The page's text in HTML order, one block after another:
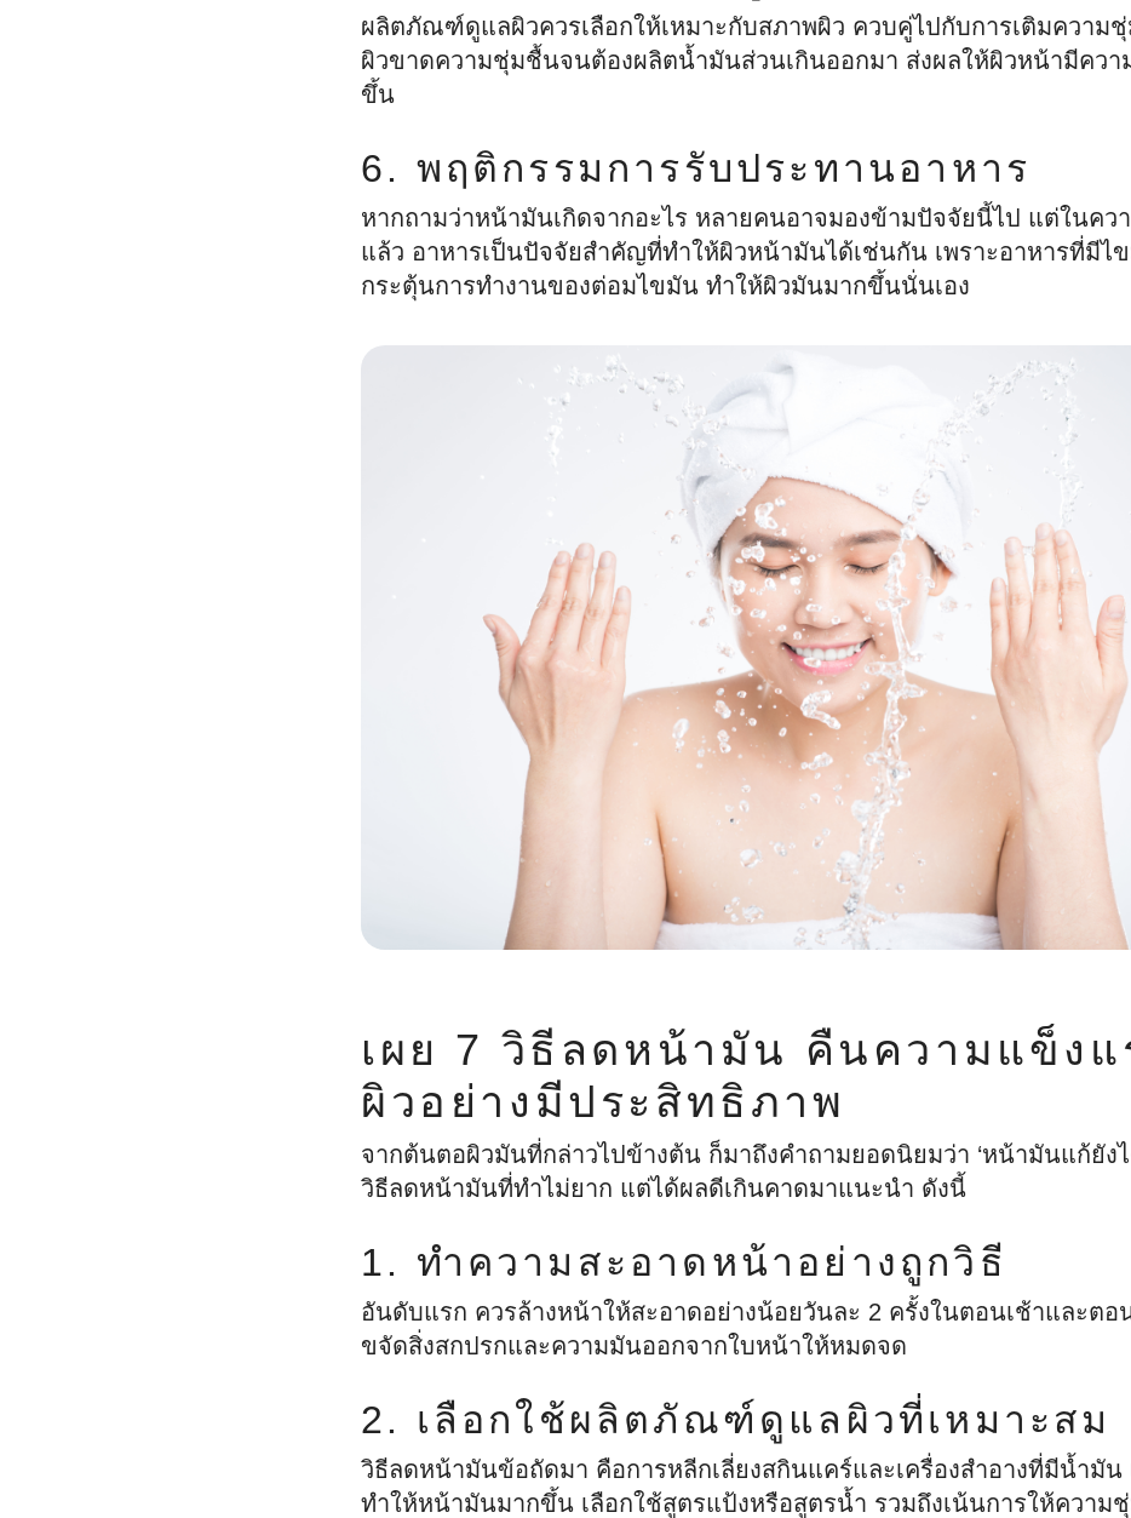
ผลิตภัณฑ์ดูแลผิวควรเลือกให้เหมาะกับสภาพผิว ควบคู่ไปกับการเติมความ
ผิวขาดความชุ่มชื้นจนต้องผลิตน้ำมันส่วนเกินออกมา ส่งผลให้ผิวหน้ามีควา
ขึ้น
6. พฤติกรรมการรับประทานอาหาร
หากถามว่าหน้ามันเกิดจากอะไร หลายคนอาจมองข้ามปัจจัยนี้ไป แต่ในคว
แล้ว อาหารเป็นปัจจัยสำคัญที่ทำให้ผิวหน้ามันได้เช่นกัน เพราะอาหารที่มีไ
กระตุ้นการทำงานของต่อมไขมัน ทำให้ผิวมันมากขึ้นนั่นเอง
เผย 7 วิธีลดหน้ามัน คืนความแข็งแ
ผิวอย่างมีประสิทธิภาพ
จากต้นตอผิวมันที่กล่าวไปข้างต้น ก็มาถึงคำถามยอดนิยมว่า ‘หน้ามันแก้ยังไ
วิธีลดหน้ามันที่ทำไม่ยาก แต่ได้ผลดีเกินคาดมาแนะนำ ดังนี้
1. ทำความสะอาดหน้าอย่างถูกวิธี
อันดับแรก ควรล้างหน้าให้สะอาดอย่างน้อยวันละ 2 ครั้งในตอนเช้าและตอ
ขจัดสิ่งสกปรกและความมันออกจากใบหน้าให้หมดจด
2. เลือกใช้ผลิตภัณฑ์ดูแลผิวที่เหมาะสม
วิธีลดหน้ามันข้อถัดมา คือการหลีกเลี่ยงสกินแคร์และเครื่องสำอางที่มีน้ำมัน
ทำให้หน้ามันมากขึ้น เลือกใช้สูตรแป้งหรือสูตรน้ำ รวมถึงเน้นการให้ความ